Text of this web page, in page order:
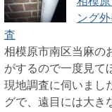
ング
査
相模原市南区当麻の
がするので一度見て
現地調査に伺いまし
グで、遠目には大き